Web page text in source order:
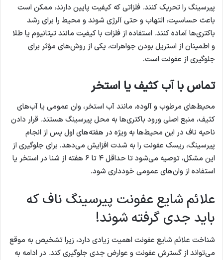
پیرسینگ را تحریک کنند. فلزاتی که کیفیت پایین دارند، ممکن است
باعث حساسیت، التهاب و حتی آلرژی شوند و محیط را برای رشد
باکتری‌ها آماده کنند. استفاده از فلزات با کیفیت مانند تیتانیوم یا طلا
و اطمینان از استریل بودن جواهرات، یکی از روش‌های مؤثر برای
جلوگیری از عفونت است.
تماس با آب کثیف یا استخر
محیط‌های مرطوب و آلوده، مانند آب استخر، وان عمومی یا آب‌های
کثیف، منبع اصلی ورود باکتری‌ها به محل پیرسینگ هستند. قرار دادن
ناحیه ناف در این محیط‌ها به ویژه در هفته‌های اول پس از انجام
پیرسینگ، ریسک عفونت را به شدت افزایش می‌دهد. برای جلوگیری از
این مشکل، توصیه می‌شود تا حداقل ۴ تا ۶ هفته از شنا در استخر یا
استفاده از وان‌های عمومی خودداری شود.
علائم شایع عفونت پیرسینگ ناف که
باید جدی گرفته شوند!
شناخت علائم شایع عفونت اهمیت زیادی دارد، زیرا تشخیص به موقع
می‌تواند از گسترش عفونت و عوارض جدی جلوگیری کند. در ادامه به